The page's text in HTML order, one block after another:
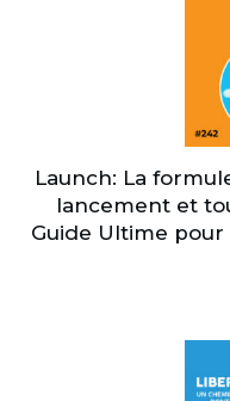
Launch: La
lancement et
Guide Ultime